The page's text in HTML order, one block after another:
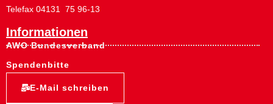
Telefax 04131 75 96-13
Informationen
AWO Bundesverband
Spendenbitte
E-Mail schreiben